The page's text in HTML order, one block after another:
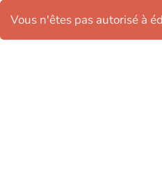
Vous n'êtes pas autorisé à